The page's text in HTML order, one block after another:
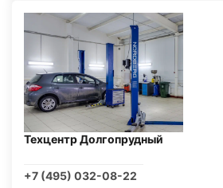
Техцентр Долгопрудный
+7 (495) 032-08-22